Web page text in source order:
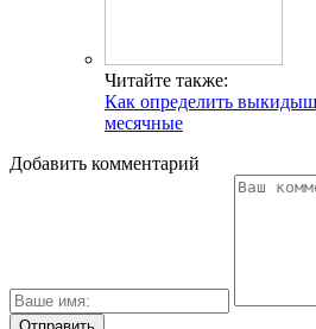
Читайте также:
Как определить
месячные
Добавить комментарий